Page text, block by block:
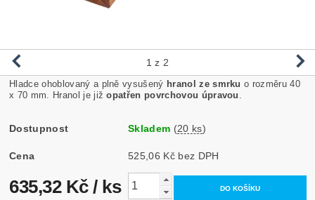
1 z 2
Hladce ohoblovaný a plně vysušený hranol ze smrku o rozměru 40
x 70 mm. Hranol je jižopatřen povrchovou úpravou
Dostupnost Skladem (20 ks)
Cena 525,06 Kč bez DPH
635,32 Kč/ ks